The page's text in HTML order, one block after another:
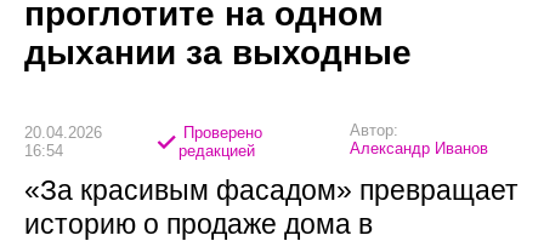
проглотите на одном
дыхании за выходные
20.04.2026
16:54
Проверено
редакцией
Автор:
Александр Иванов
«За красивым фасадом» превращает
историю о продаже дома в